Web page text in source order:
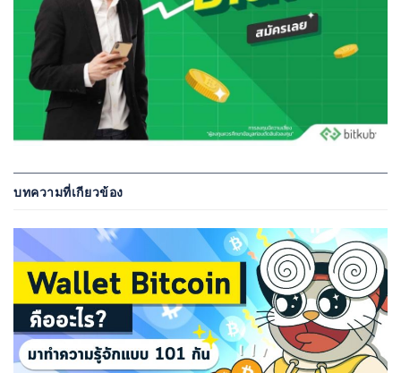
บทความที่เกียวข้อง